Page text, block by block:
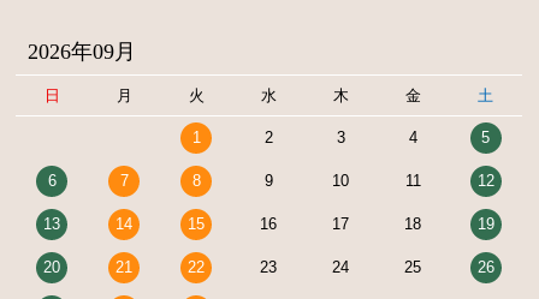
2026年09月
日 月 火 水 木 金 土
1 2 3 4 5
6 7 8 9 10 11 12
13 14 15 16 17 18 19
20 21 22 23 24 25 26